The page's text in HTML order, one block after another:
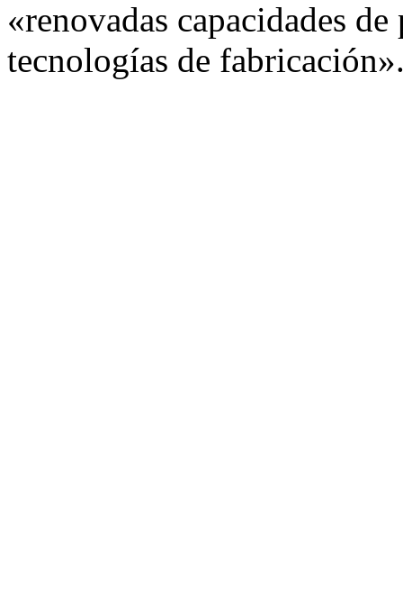
«renovadas capacidades
tecnologías de